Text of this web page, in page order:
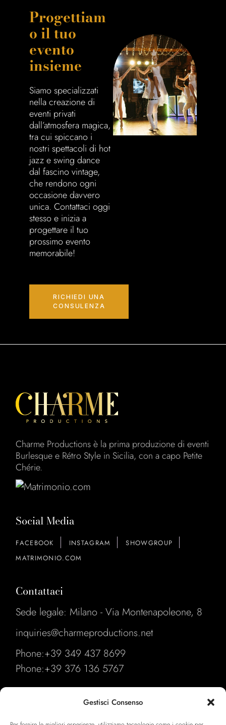
Gestisci Consenso
Progettiam
o il tuo
evento
insieme
Siamo specializzati
nella creazione di
eventi privati
dall’atmosfera magica,
tra cui spiccano i
nostri spettacoli di hot
jazz e swing dance
dal fascino vintage,
che rendono ogni
occasione davvero
unica. Contattaci oggi
stesso e inizia a
progettare il tuo
prossimo evento
memorabile!
RICHIEDI UNA
CONSULENZA
Charme Productions è la prima produzione di eventi
Burlesque e Rétro Style in Sicilia, con a capo Petite
Chérie.
Social Media
FACEBOOK INSTAGRAM
SHOWGROUP
MATRIMONIO.COM
Contattaci
Sede legale: Milano - Via Montenapoleone, 8
inquiries@charmeproductions.net
Phone:+39 349 437 8699
Phone:+39 376 136 5767